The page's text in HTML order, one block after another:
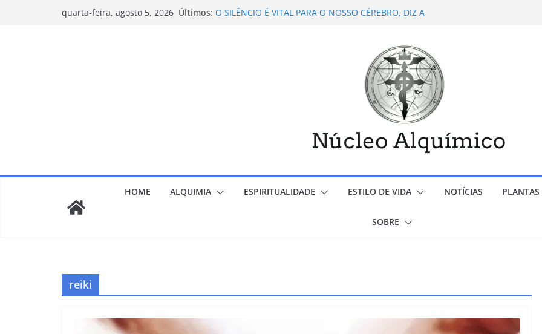
quarta-feira, agosto 5, 2026 Últimos: O SILÊNCIO É VITAL PARA O NOSSO CÉREBRO, DIZ A
ANSIEDADE E DEPRESSÃO- POR BENEH MENDES
CERQUE-SE DE PESSOAS FELIZES E POSITIVAS
HOME ALQUIMIA ESPIRITUALIDADE ESTILO DE VIDA NOTÍCIAS PLANTAS
SOBRE
reiki